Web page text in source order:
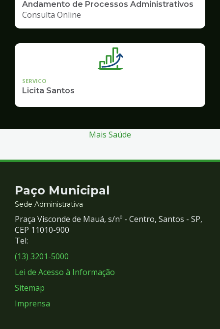
Andamento de Processos Administrativos
Consulta Online
SERVICO
Licita Santos
Mais Saúde
Contato
e
Redes
Sociais
Paço Municipal
Sede Administrativa
Praça Visconde de Mauá, s/nº - Centro, Santos - SP,
CEP 11010-900
Tel:
(13) 3201-5000
Lei de Acesso à Informação
Sitemap
Imprensa